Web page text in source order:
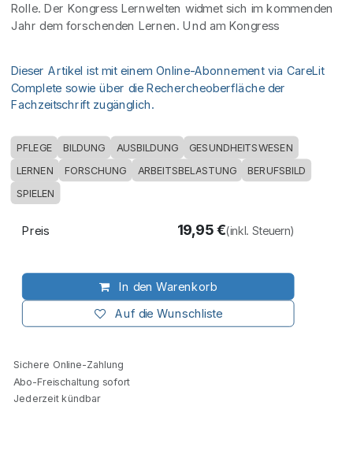
Rolle. Der Kongress Lernwelten widmet sich im kommenden
Jahr dem forschenden Lernen. Und am Kongress
Dieser Artikel ist mit einem Online-Abonnement via CareLit
Complete sowie über die Rechercheoberfläche der
Fachzeitschrift zugänglich.
PFLEGE BILDUNG AUSBILDUNG
GESUNDHEITSWESEN
LERNEN
FORSCHUNG ARBEITSBELASTUNG BERUFSBILD
SPIELEN
In den Warenkorb
Auf die Wunschliste
Preis 19,95€(inkl. Steuern)
Sichere Online-Zahlung
Abo-Freischaltung sofort
Jederzeit kündbar